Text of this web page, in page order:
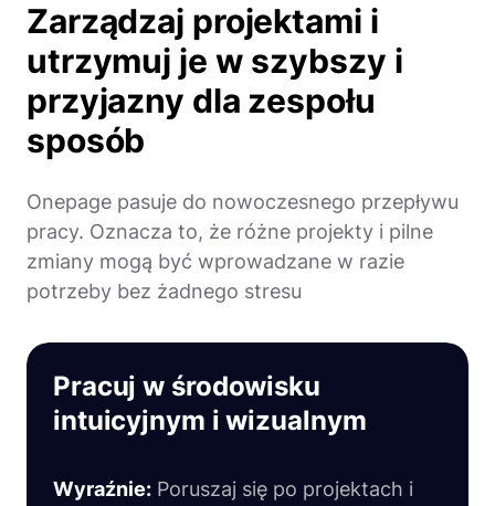
Zarządzaj projektami i
utrzymuj je w szybszy i
przyjazny dla zespołu
sposób
Onepage pasuje do nowoczesnego przepływu
pracy. Oznacza to, że różne projekty i pilne
zmiany mogą być wprowadzane w razie
potrzeby bez żadnego stresu
Pracuj w środowisku
intuicyjnym i wizualnym
Wyraźnie: Poruszaj się po projektach i